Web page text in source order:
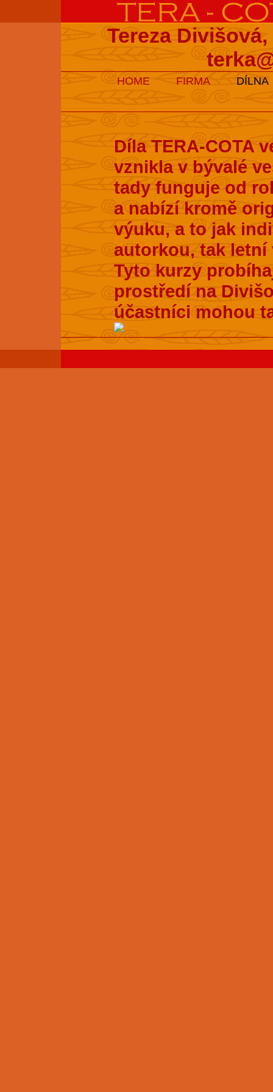
Tereza
HOME FIRMA DÍLNA
Díla TERA-COTA
vznikla v bývalé
tady funguje od
a nabízí kromě
výuku, a to jak
autorkou, tak letní
Tyto kurzy
prostředí na
účastníci mohou